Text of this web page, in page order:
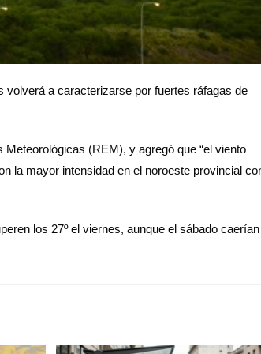
a caracterizarse por fuertes ráfagas de
(REM), y agregó que “el viento
la mayor intensidad en el noroeste provincial
los 27º el viernes, aunque el sábado caerían